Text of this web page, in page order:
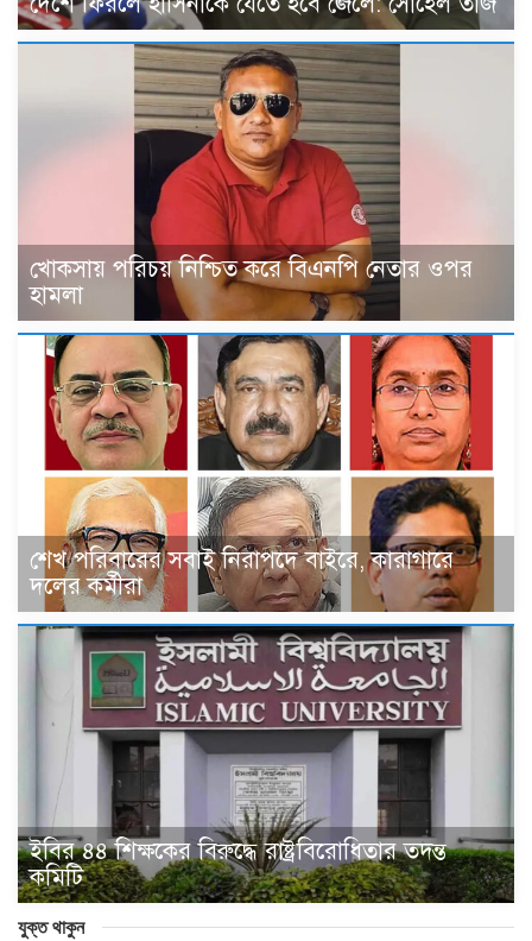
খোকসায় পরিচয় নিশ্চিত করে বিএনপি নেতার ওপর
হামলা
শেখ পরিবারের সবাই নিরাপদে বাইরে, কারাগারে
দলের কর্মীরা
ইবির ৪৪ শিক্ষকের বিরুদ্ধে রাষ্ট্রবিরোধিতার তদন্ত
কমিটি
যুক্ত থাকুন